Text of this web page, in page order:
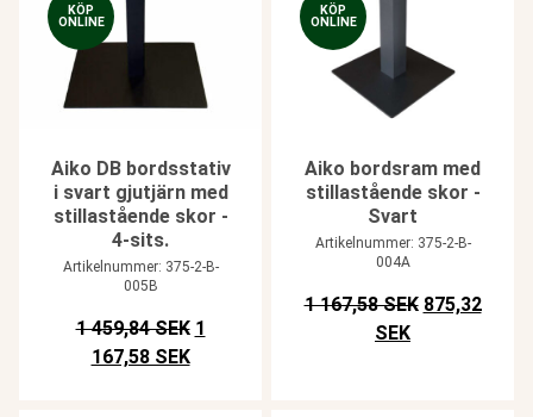
KÖP
ONLINE
Aiko DB bordsstativ
i svart gjutjärn med
stillastående skor -
4-sits.
Artikelnummer: 375-2-B-
005B
1 459,84 SEK Det ursprungliga priset var: SEK
1
167,58 SEKDet nuvarande priset är: SEK 1.167,58.
KÖP
ONLINE
Aiko bordsram med
stillastående skor -
Svart
Artikelnummer: 375-2-B-
004A
1 167,58 SEK Det
875,32
SEKDet